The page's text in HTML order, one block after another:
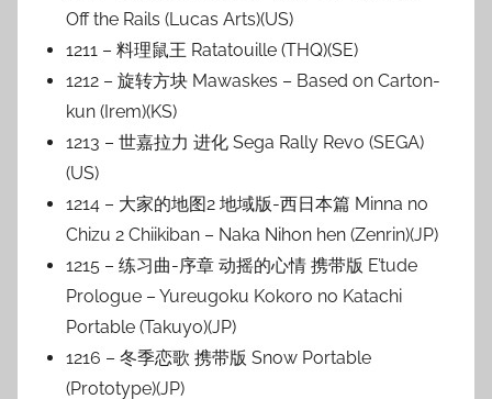
Off the Rails (Lucas Arts)(US)
1211 – 料理鼠王 Ratatouille (THQ)(SE)
1212 – 旋转方块 Mawaskes – Based on Carton-
kun (Irem)(KS)
1213 – 世嘉拉力 进化 Sega Rally Revo (SEGA)
(US)
1214 – 大家的地图2 地域版-西日本篇 Minna no
Chizu 2 Chiikiban – Naka Nihon hen (Zenrin)(JP)
1215 – 练习曲-序章 动摇的心情 携带版 E’tude
Prologue – Yureugoku Kokoro no Katachi
Portable (Takuyo)(JP)
1216 – 冬季恋歌 携带版 Snow Portable
(Prototype)(JP)